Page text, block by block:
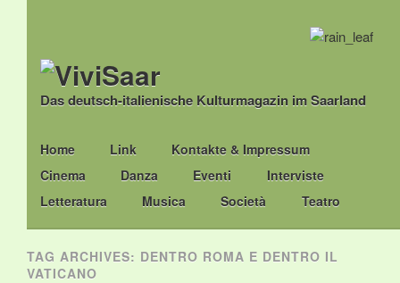
Das deutsch-italienische Kulturmagazin im Saarland
Main menu
Skip
to
content
Home Link
Kontakte & Impressum
Cinema
Danza Eventi
Interviste
Letteratura
Musica Società Teatro
TAG ARCHIVES: DENTRO ROMA E DENTRO IL
VATICANO